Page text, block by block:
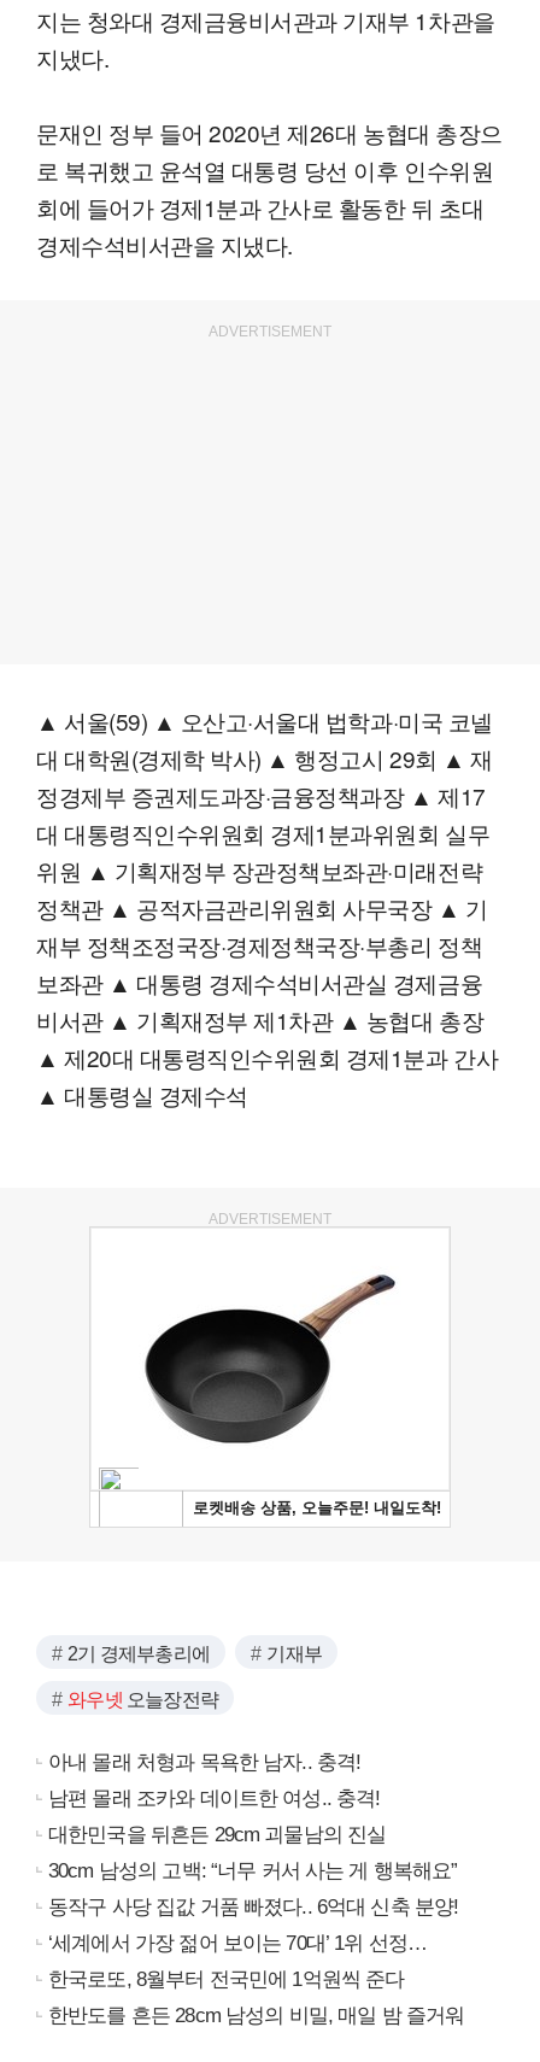
지는 청와대 경제금융비서관과 기재부 1차관을
지냈다.
문재인 정부 들어 2020년 제26대 농협대 총장으
로 복귀했고 윤석열 대통령 당선 이후 인수위원
회에 들어가 경제1분과 간사로 활동한 뒤 초대
경제수석비서관을 지냈다.
ADVERTISEMENT
▲ 서울(59) ▲ 오산고·서울대 법학과·미국 코넬
대 대학원(경제학 박사) ▲ 행정고시 29회 ▲ 재
정경제부 증권제도과장·금융정책과장 ▲ 제17
대 대통령직인수위원회 경제1분과위원회 실무
위원 ▲ 기획재정부 장관정책보좌관·미래전략
정책관 ▲ 공적자금관리위원회 사무국장 ▲ 기
재부 정책조정국장·경제정책국장·부총리 정책
보좌관 ▲ 대통령 경제수석비서관실 경제금융
비서관 ▲ 기획재정부 제1차관 ▲ 농협대 총장
▲ 제20대 대통령직인수위원회 경제1분과 간사
▲ 대통령실 경제수석
ADVERTISEMENT
2기 경제부총리에 기재부
와우넷 오늘장전략
아내 몰래 처형과 목욕한 남자.. 충격!
남편 몰래 조카와 데이트한 여성.. 충격!
대한민국을 뒤흔든 29cm 괴물남의 진실
30cm 남성의 고백: “너무 커서 사는 게 행복해요”
동작구 사당 집값 거품 빠졌다.. 6억대 신축 분양!
‘세계에서 가장 젊어 보이는 70대’ 1위 선정…
한국로또, 8월부터 전국민에 1억원씩 준다
한반도를 흔든 28cm 남성의 비밀, 매일 밤 즐거워